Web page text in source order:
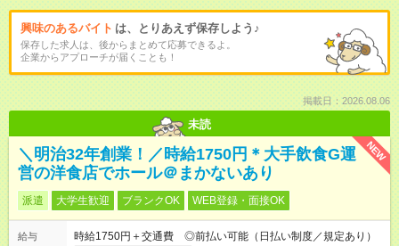
興味のあるバイト は、とりあえず保存しよう♪
保存した求人は、後からまとめて応募できるよ。
企業からアプローチが届くことも！
掲載日：2026.08.06
未読
NEW
＼明治32年創業！／時給1750円＊大手飲食G運
営の洋食店でホール＠まかないあり
派遣 大学生歓迎 ブランクOK WEB登録・面接OK
給与
時給1750円＋交通費 ◎前払い可能（日払い制度／規定あり）